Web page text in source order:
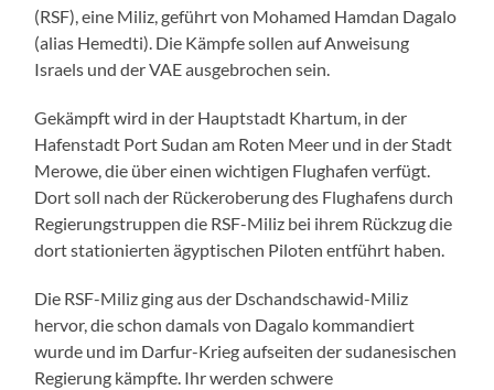
(RSF), eine Miliz, geführt von Mohamed Hamdan Dagalo
(alias Hemedti). Die Kämpfe sollen auf Anweisung
Israels und der VAE ausgebrochen sein.
Gekämpft wird in der Hauptstadt Khartum, in der
Hafenstadt Port Sudan am Roten Meer und in der Stadt
Merowe, die über einen wichtigen Flughafen verfügt.
Dort soll nach der Rückeroberung des Flughafens durch
Regierungstruppen die RSF-Miliz bei ihrem Rückzug die
dort stationierten ägyptischen Piloten entführt haben.
Die RSF-Miliz ging aus der Dschandschawid-Miliz
hervor, die schon damals von Dagalo kommandiert
wurde und im Darfur-Krieg aufseiten der sudanesischen
Regierung kämpfte. Ihr werden schwere